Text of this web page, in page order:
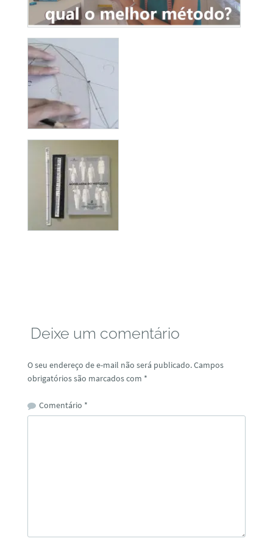
Deixe um comentário
O seu endereço de e-mail não será publicado.Campos
obrigatórios são marcados com *
Comentário *